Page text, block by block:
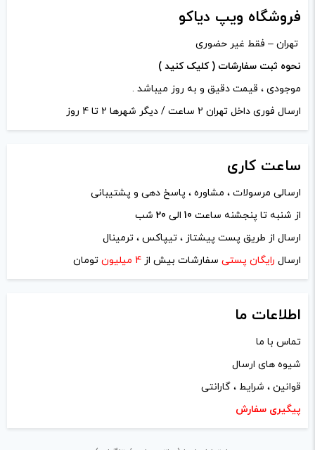
نام*
ایمیل*
ذخیره نام، ایمیل و وبسایت من در مرورگر برای زمانی که دوباره
دیدگاهی می‌نویسم.
لازم است محتوای ارسالی منطبق برعرف و شئونات جامعه و با
بیانی رسمی و عاری از لحن تند، تمسخرو توهین باشد.
فروشگاه ویپ دیاکو
تهران – فقط غیر حضوری
نحوه ثبت سفارشات ( کلیک کنید )
موجودی ، قیمت دقیق و به روز میباشد .
ارسال فوری داخل تهران 2 ساعت / دیگر شهرها 2 تا 4 روز
ساعت کاری
ارسالی مرسولات ، مشاوره ، پاسخ دهی و پشتیبانی
از شنبه تا پنجشنه ساعت 10 الی 20 شب
ارسال از طریق پست پیشتاز ، تیپاکس ، ترمینال
ارسال رایگان پستی سفارشات بیش از 4 میلیون تومان
اطلاعات ما
تماس با ما
شیوه های ارسال
قوانین ، شرایط ، گارانتی
پیگیری سفارش